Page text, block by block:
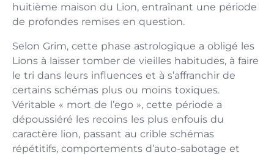
huitième maison du Lion, entraînant une période
de profondes remises en question.
Selon Grim, cette phase astrologique a obligé les
Lions à laisser tomber de vieilles habitudes, à faire
le tri dans leurs influences et à s’affranchir de
certains schémas plus ou moins toxiques.
Véritable « mort de l’ego », cette période a
dépoussiéré les recoins les plus enfouis du
caractère lion, passant au crible schémas
répétitifs, comportements d’auto-sabotage et